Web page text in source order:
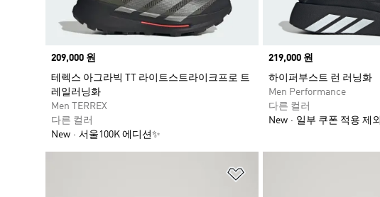
Price
209,000 원
테렉스 아그라빅 TT 라이트스트라이크프로 트
레일러닝화
Men TERREX
다른 컬러
New
서울100K 에디션✨
Price
219,000 원
하이퍼부스트 런 러닝화
Men Performance
다른 컬러
New
일부 쿠폰 적용 제외